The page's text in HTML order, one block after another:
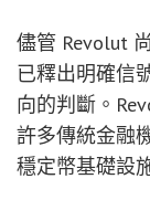
儘管 Revolut
已釋出明確信
向的判斷。
許多傳統金融
穩定幣基礎設